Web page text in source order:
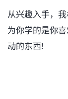
从兴趣入手，
为你学的是你
动的东西!